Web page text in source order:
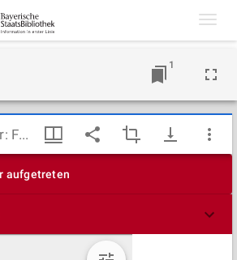
1
TypeError: Failed to fetch
aufgetreten